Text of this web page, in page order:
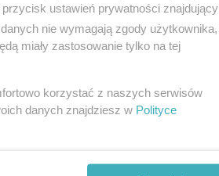
frekwencji w
ustawień prywatności znajdujący
nie wymagają zgody użytkownika,
miały zastosowanie tylko na tej
korzystać z naszych serwisów
danych znajdziesz w Polityce